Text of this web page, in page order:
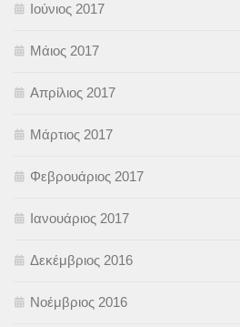
Ιούνιος 2017
Μάιος 2017
Απρίλιος 2017
Μάρτιος 2017
Φεβρουάριος 2017
Ιανουάριος 2017
Δεκέμβριος 2016
Νοέμβριος 2016